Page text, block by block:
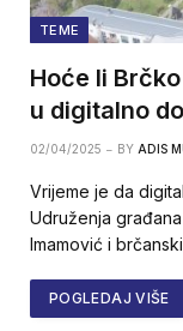
TEME
Hoće li
u digitalno
02/04/2025 BY ADIS
Vrijeme je da
Udruženja
Imamović i
POGLEDAJ VIŠE